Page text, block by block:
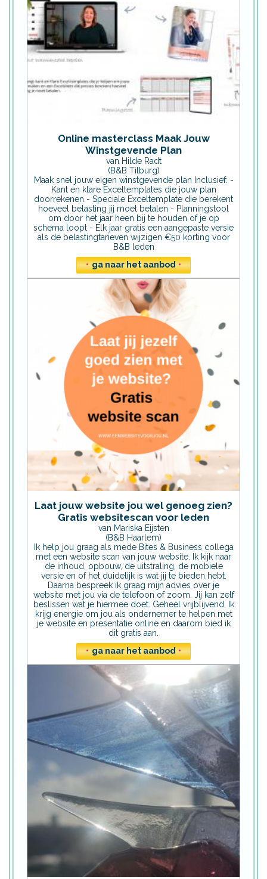
Online masterclass Maak Jouw
Winstgevende Plan
van Hilde Radt
(B&B Tilburg)
Maak snel jouw eigen winstgevende plan Inclusief: -
Kant en klare Exceltemplates die jouw plan
doorrekenen - Speciale Exceltemplate die berekent
hoeveel belasting jij moet betalen - Planningstool
om door het jaar heen bij te houden of je op
schema loopt - Elk jaar gratis een aangepaste versie
als de belastingtarieven wijzigen €50 korting voor
B&B leden
• ga naar het aanbod •
Laat jouw website jou wel genoeg zien?
Gratis websitescan voor leden
van Mariska Eijsten
(B&B Haarlem)
Ik help jou graag als mede Bites & Business collega
met een website scan van jouw website. Ik kijk naar
de inhoud, opbouw, de uitstraling, de mobiele
versie en of het duidelijk is wat jij te bieden hebt.
Daarna bespreek ik graag mijn advies over je
website met jou via de telefoon of zoom. Jij kan zelf
beslissen wat je hiermee doet. Geheel vrijblijvend. Ik
krijg energie om jou als ondernemer te helpen met
je website en presentatie online en daarom bied ik
dit gratis aan.
• ga naar het aanbod •